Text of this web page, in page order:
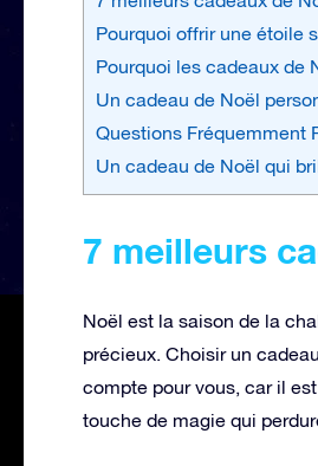
Pourquoi offrir une étoile
Pourquoi les cadeaux de
Un cadeau de Noël
Questions Fréquemment
Un cadeau de Noël qui
7 meilleurs
Noël est la saison de la
précieux. Choisir un
compte pour vous, car il
touche de magie qui